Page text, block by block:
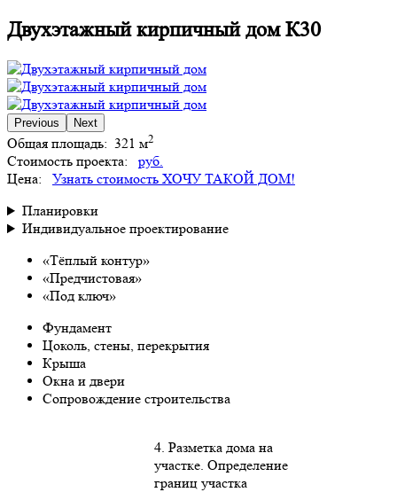
Двухэтажный кирпичный дом К30
Previous Next
Общая площадь: 321 м2
Стоимость проекта:
руб.
Цена:
Узнать стоимость ХОЧУ ТАКОЙ ДОМ!
Планировки
Индивидуальное проектирование
«Тёплый контур»
«Предчистовая»
«Под ключ»
Фундамент
Цоколь, стены, перекрытия
Крыша
Окна и двери
Сопровождение строительства
4. Разметка дома на
участке. Определение
границ участка